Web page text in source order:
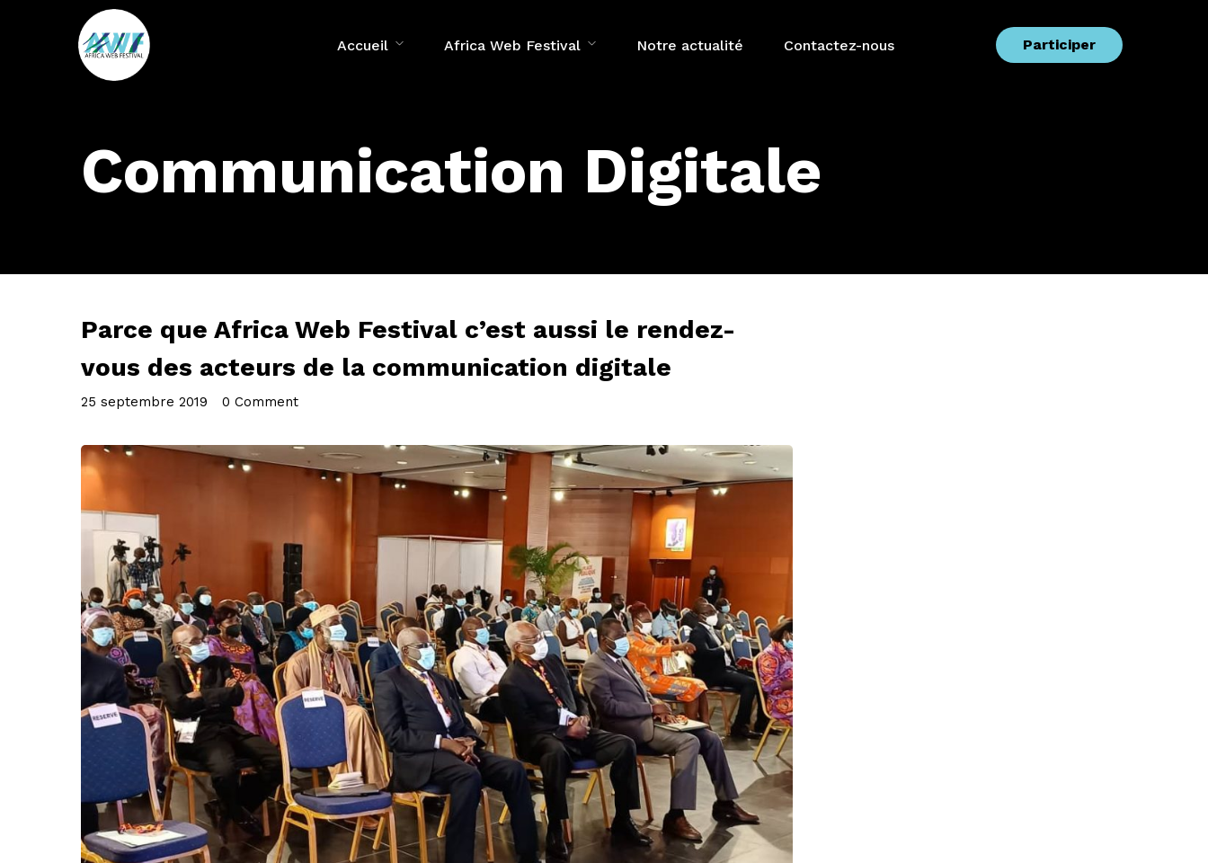
Accueil Africa Web Festival Notre actualité Contactez-nous Participer
Communication Digitale
Parce que Africa Web Festival c’est aussi le rendez-
vous des acteurs de la communication digitale
25 septembre 2019 0 Comment